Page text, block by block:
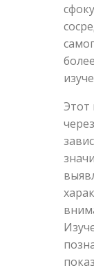
Этот